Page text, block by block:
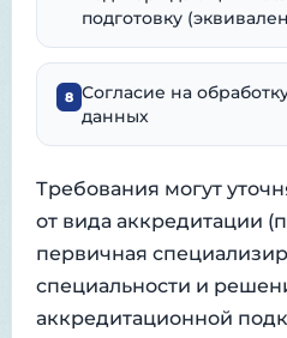
подготовку
8 Согласие на
данных
Требования могут
от вида аккредитации
первичная
специальности и
аккредитационной